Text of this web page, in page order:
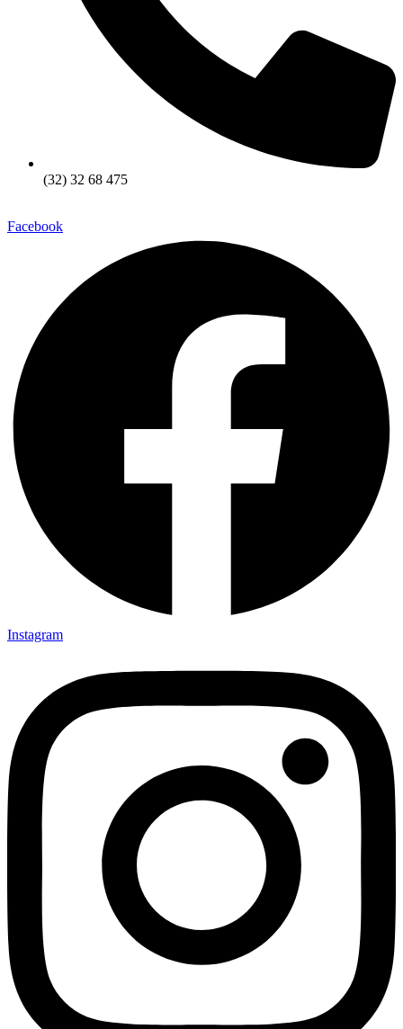
(32) 32 68 475
Facebook
Instagram